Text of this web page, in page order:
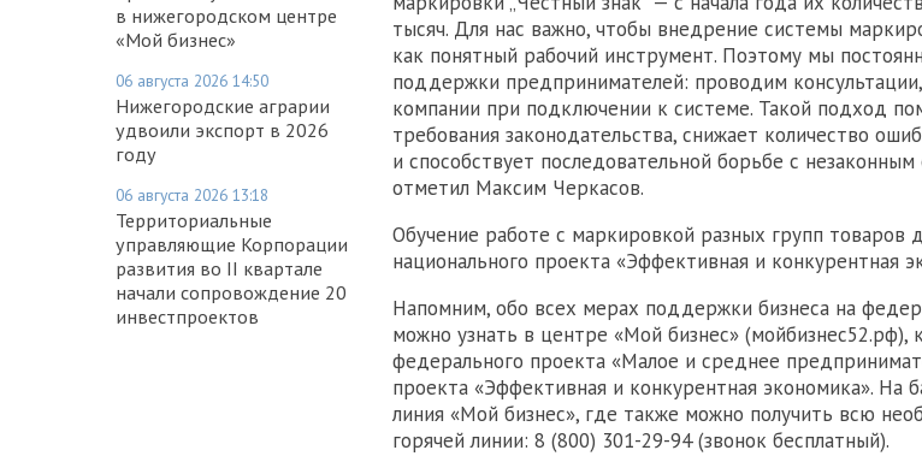
в нижегородском центре
«Мой бизнес»
06 августа 2026 14:50
Нижегородские аграрии
удвоили экспорт в 2026
году
06 августа 2026 13:18
Территориальные
управляющие Корпорации
развития во II квартале
начали сопровождение 20
инвестпроектов
тысяч. Для нас важно, чтобы внедрение системы
как понятный рабочий инструмент. Поэтому мы
поддержки предпринимателей: проводим
компании при подключении к системе. Такой подход
требования законодательства, снижает количество
и способствует последовательной борьбе с
отметил Максим Черкасов.
Обучение работе с маркировкой разных групп товаров
национального проекта «Эффективная и конкурентная
Напомним, обо всех мерах поддержки бизнеса на
можно узнать в центре «Мой бизнес» (мойбизнес52.рф),
федерального проекта «Малое и среднее
проекта «Эффективная и конкурентная экономика». На
линия «Мой бизнес», где также можно получить всю
горячей линии: 8 (800) 301-29-94 (звонок бесплатный).